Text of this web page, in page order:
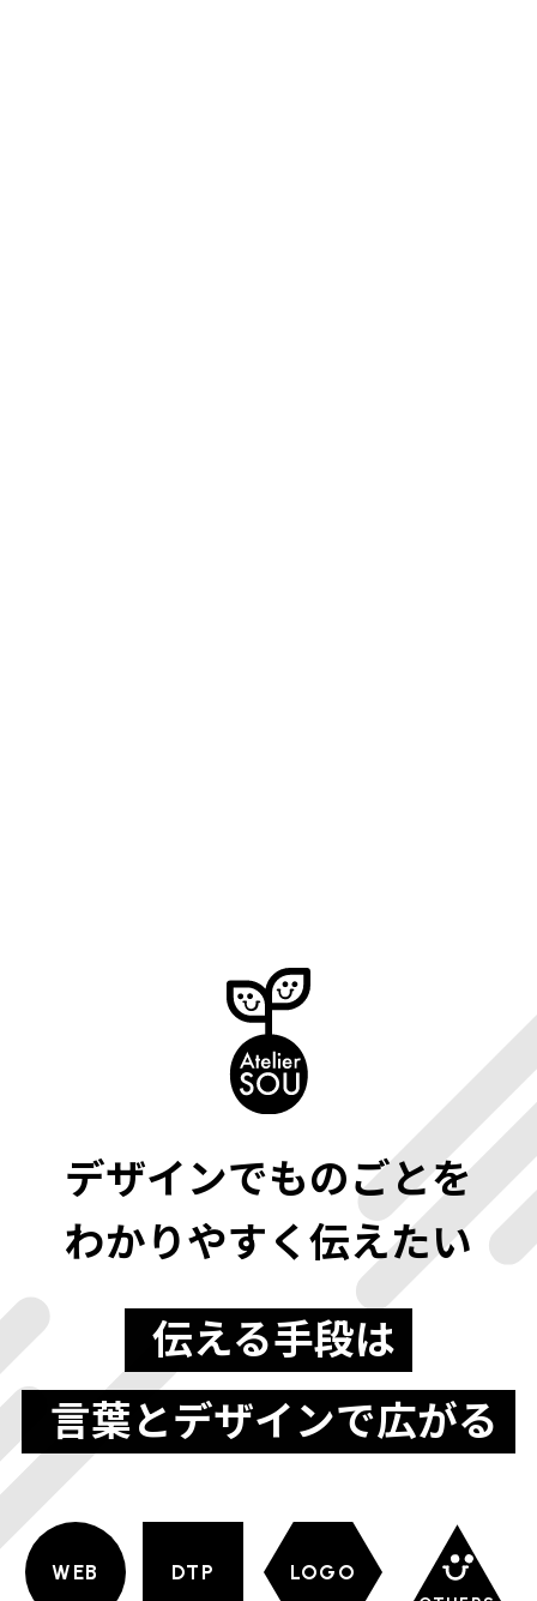
デザインでものごとを
わかりやすく伝えたい
伝える手段は
言葉とデザインで広がる
WEB DTP LOGO